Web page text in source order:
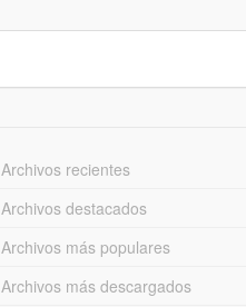
Archivos recientes
Archivos destacados
Archivos más populares
Archivos más descargados